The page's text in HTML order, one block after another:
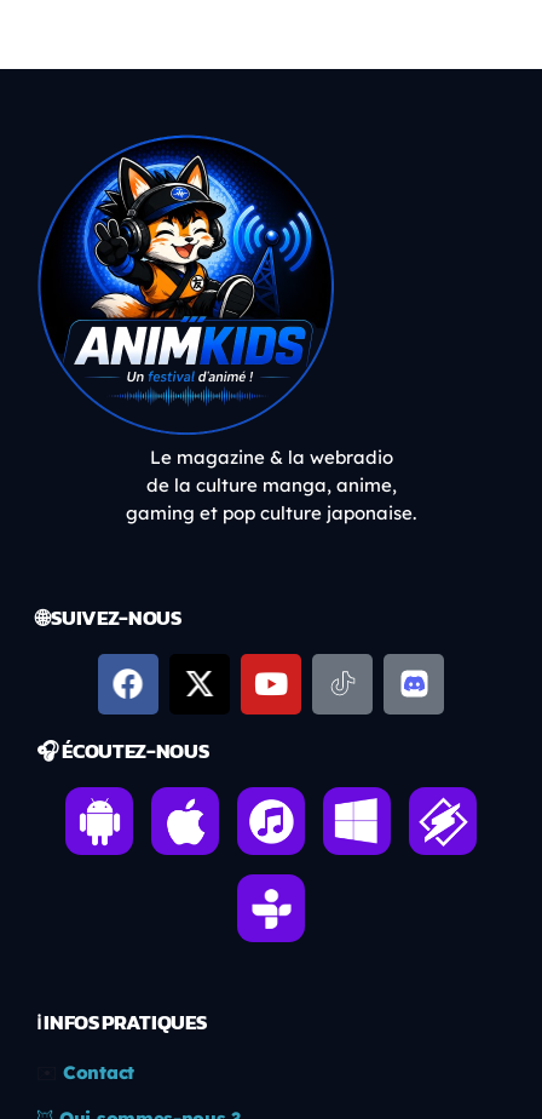
Le magazine & la webradio
de la culture manga, anime,
gaming et pop culture japonaise.
🌐 SUIVEZ-NOUS
🎧 ÉCOUTEZ-NOUS
ℹ️ INFOS PRATIQUES
Contact